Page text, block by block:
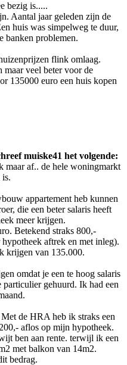
bezig is.....
Aantal jaar geleden zijn de
huis was simpelweg te duur,
banken problemen.
flink omlaag.
maar veel beter voor de
135000 euro een huis kopen
muiske41 het volgende:
maar af.. de hele woningmarkt
is.
appartement heb kunnen
die een beter salaris heeft
meer krijgen.
Betekend straks 800,-
aftrek en met inleg).
krijgen van 135.000.
omdat je een te hoog salaris
gehuurd. Ik had een
de HRA heb ik straks een
aflos op mijn hypotheek.
ben aan rente. terwijl ik een
met balkon van 14m2.
bedrag.